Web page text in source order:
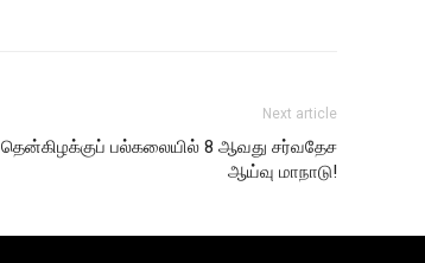
Next article
தென்கிழக்குப் பல்கலையில் 8 ஆவது சர்வதேச
ஆய்வு மாநாடு!